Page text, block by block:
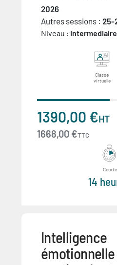
2026
Autres sessions : 25-
Niveau : Intermediaire
Classe
virtuelle
1390,00 €HT
1668,00 €TTC
Courte
14
Intelligence